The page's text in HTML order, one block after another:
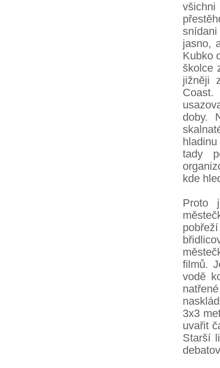
jasno,
Kubko
školce
jižněji
doby.
tady
kde
Proto
filmů.
vodě
3x3
uvařit
Starší